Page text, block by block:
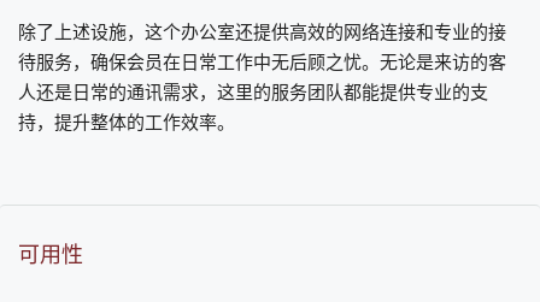
除了上述设施，这个办公室还提供高效的网络连接和专业的接
待服务，确保会员在日常工作中无后顾之忧。无论是来访的客
人还是日常的通讯需求，这里的服务团队都能提供专业的支
持，提升整体的工作效率。
可用性